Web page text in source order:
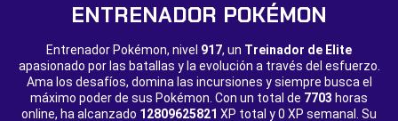
ENTRENADOR POKÉMON
Entrenador Pokémon, nivel 917, un Treinador de Elite
apasionado por las batallas y la evolución a través del esfuerzo.
Ama los desafíos, domina las incursiones y siempre busca el
máximo poder de sus Pokémon. Con un total de 7703 horas
online, ha alcanzado 12809625821 XP total y0 XP semanal. Su